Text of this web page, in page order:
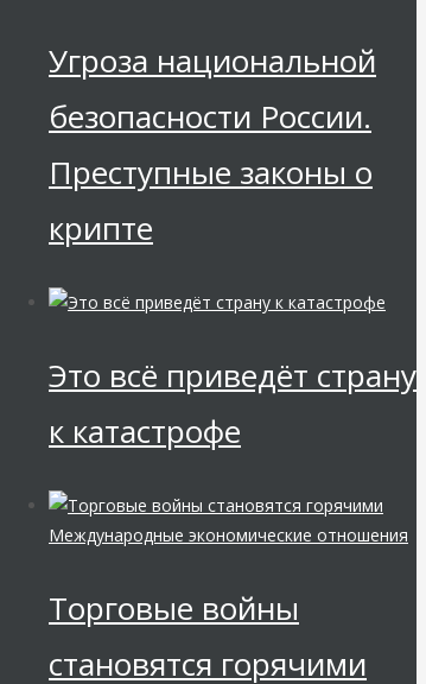
Угроза национальной
безопасности России.
Преступные законы о
крипте
Это всё приведёт страну
к катастрофе
Международные экономические отношения
Торговые войны
становятся горячими